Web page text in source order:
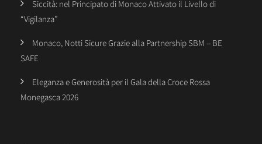
Siccità: nel Principato di Monaco Attivato il Livello di
“Vigilanza”
Monaco, Notti Sicure Grazie alla Partnership SBM – BE
SAFE
Eleganza e Generosità per il Gala della Croce Rossa
Monegasca 2026